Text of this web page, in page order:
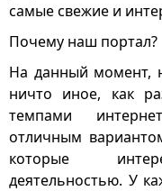
самые свежие и
Почему наш портал?
На данный момент,
ничто иное, как
темпами
отличным
которые
деятельностью. У